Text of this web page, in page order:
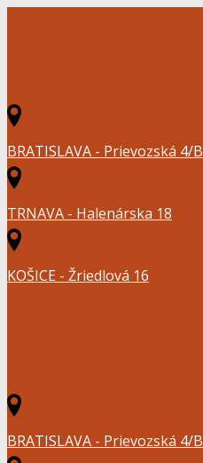
BRATISLAVA - Prievozská 4/B
TRNAVA - Halenárska 18
KOŠICE - Žriedlová 16
BRATISLAVA - Prievozská 4/B